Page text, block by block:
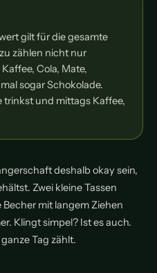
gilt für die gesamte
zählen nicht nur
Cola, Mate,
sogar Schokolade.
trinkst und mittags Kaffee,
deshalb okay sein,
Zwei kleine Tassen
mit langem Ziehen
Klingt simpel? Ist es auch.
Tag zählt.